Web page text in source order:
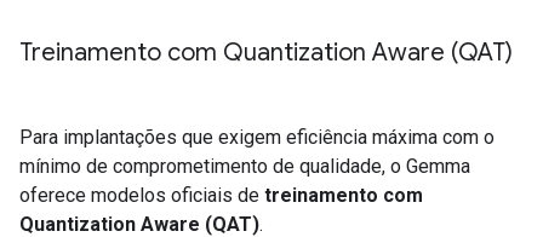
Treinamento com Quantization Aware (QAT)
Para implantações que exigem eficiência máxima com o
mínimo de comprometimento de qualidade, o Gemma
oferece modelos oficiais de treinamento com
Quantization Aware (QAT).